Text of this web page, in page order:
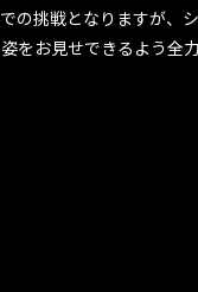
の挑戦となりますが、
をお見せできるよう全